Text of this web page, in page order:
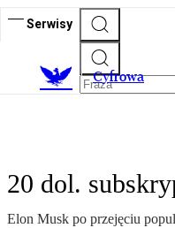
Serwisy
Cyfrowa
20 dol.
Elon Musk po przejęciu